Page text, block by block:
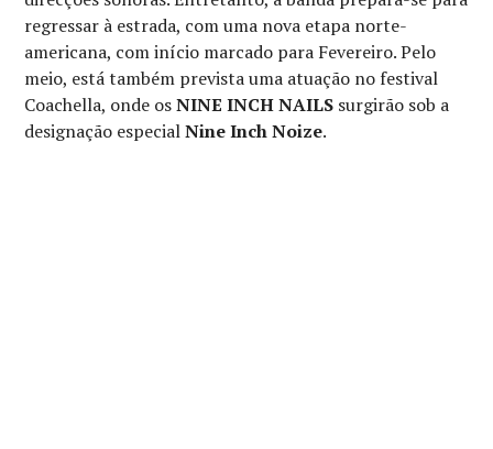
regressar à estrada, com uma nova etapa norte-
americana, com início marcado para Fevereiro. Pelo
meio, está também prevista uma atuação no festival
Coachella, onde osNINE INCH NAILS surgirão sob a
designação especialNine Inch Noize.